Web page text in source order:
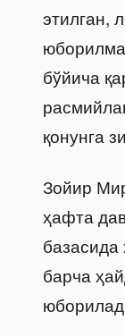
этилган,
бўйича
қонунга
Зойир
ҳафта
базасида
барча